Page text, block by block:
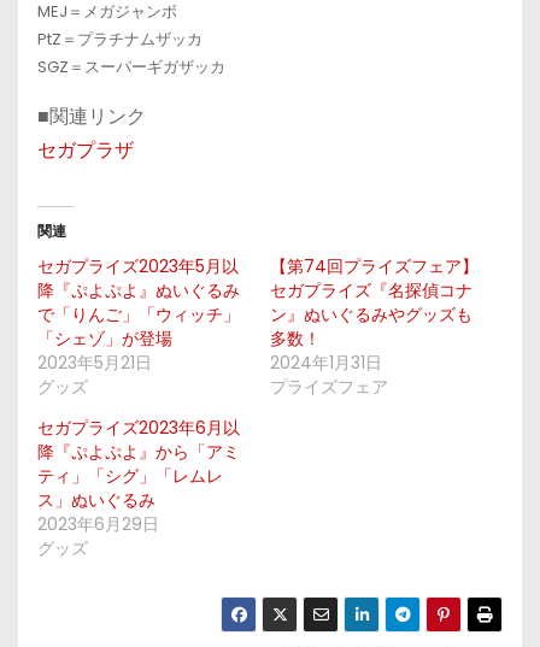
MEJ＝メガジャンボ
PtZ＝プラチナムザッカ
SGZ＝スーパーギガザッカ
■関連リンク
セガプラザ
関連
セガプライズ2023年5月以
降『ぷよぷよ』ぬいぐるみ
で「りんご」「ウィッチ」
「シェゾ」が登場
2023年5月21日
グッズ
【第74回プライズフェア】
セガプライズ『名探偵コナ
ン』ぬいぐるみやグッズも
多数！
2024年1月31日
プライズフェア
セガプライズ2023年6月以
降『ぷよぷよ』から「アミ
ティ」「シグ」「レムレ
ス」ぬいぐるみ
2023年6月29日
グッズ